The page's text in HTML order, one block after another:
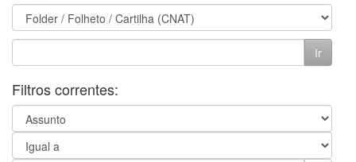
Filtros correntes: